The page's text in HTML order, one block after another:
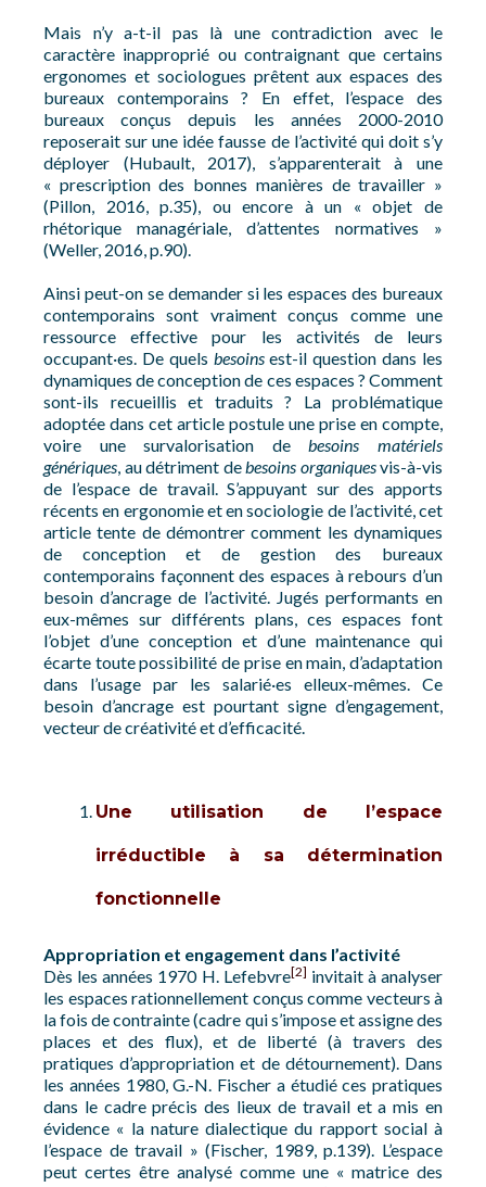
Mais n’y a-t-il pas là une contradiction avec le
caractère inapproprié ou contraignant que certains
ergonomes et sociologues prêtent aux espaces des
bureaux contemporains ? En effet, l’espace des
bureaux conçus depuis les années 2000-2010
reposerait sur une idée fausse de l’activité qui doit s’y
déployer (Hubault, 2017), s’apparenterait à une
« prescription des bonnes manières de travailler »
(Pillon, 2016, p.35), ou encore à un « objet de
rhétorique managériale, d’attentes normatives »
(Weller, 2016, p.90).
Ainsi peut-on se demander si les espaces des bureaux
contemporains sont vraiment conçus comme une
ressource effective pour les activités de leurs
occupant·es. De quels besoinsest-il question dans les
dynamiques de conception de ces espaces ? Comment
sont-ils recueillis et traduits ? La problématique
adoptée dans cet article postule une prise en compte,
voire une survalorisation debesoins matériels
génériques, au détriment debesoins organiquesvis-à-vis
de l’espace de travail. S’appuyant sur des apports
récents en ergonomie et en sociologie de l’activité, cet
article tente de démontrer comment les dynamiques
de conception et de gestion des bureaux
contemporains façonnent des espaces à rebours d’un
besoin d’ancrage de l’activité. Jugés performants en
eux-mêmes sur différents plans, ces espaces font
l’objet d’une conception et d’une maintenance qui
écarte toute possibilité de prise en main, d’adaptation
dans l’usage par les salarié·es elleux-mêmes. Ce
besoin d’ancrage est pourtant signe d’engagement,
vecteur de créativité et d’efficacité.
Une utilisation de l’espace
irréductible à sa détermination
fonctionnelle
Appropriation et engagement dans l’activité
Dès les années 1970 H. Lefebvre[2] invitait à analyser
les espaces rationnellement conçus comme vecteurs à
la fois de contrainte (cadre qui s’impose et assigne des
places et des flux), et de liberté (à travers des
pratiques d’appropriation et de détournement). Dans
les années 1980, G.-N. Fischer a étudié ces pratiques
dans le cadre précis des lieux de travail et a mis en
évidence « la nature dialectique du rapport social à
l’espace de travail » (Fischer, 1989, p.139). L’espace
peut certes être analysé comme une « matrice des